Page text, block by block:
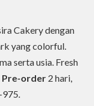
Cakery dengan
yang colorful.
serta usia. Fresh
Pre-order 2 hari,